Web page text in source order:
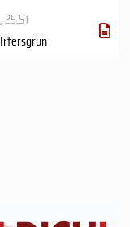
, 25.ST
Irfersgrün